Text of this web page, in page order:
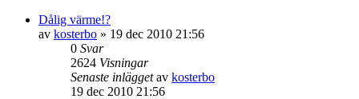
Dålig värme!?
av kosterbo » 19 dec 2010 21:56
0 Svar
2624 Visningar
Senaste inläggetav kosterbo
19 dec 2010 21:56